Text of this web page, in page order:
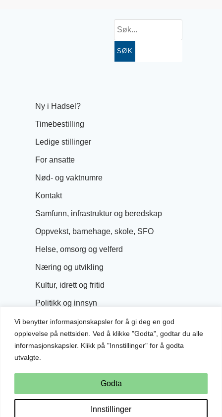
Vi benytter informasjonskapsler for å gi deg en god
opplevelse på nettsiden. Ved å klikke "Godta", godtar du alle
informasjonskapsler. Klikk på "Innstillinger" for å godta
utvalgte.
Innstillinger
Godta
SØK
Ny i Hadsel?
Timebestilling
Ledige stillinger
For ansatte
Nød- og vaktnumre
Kontakt
Samfunn, infrastruktur og beredskap
Oppvekst, barnehage, skole, SFO
Helse, omsorg og velferd
Næring og utvikling
Kultur, idrett og fritid
Politikk og innsyn